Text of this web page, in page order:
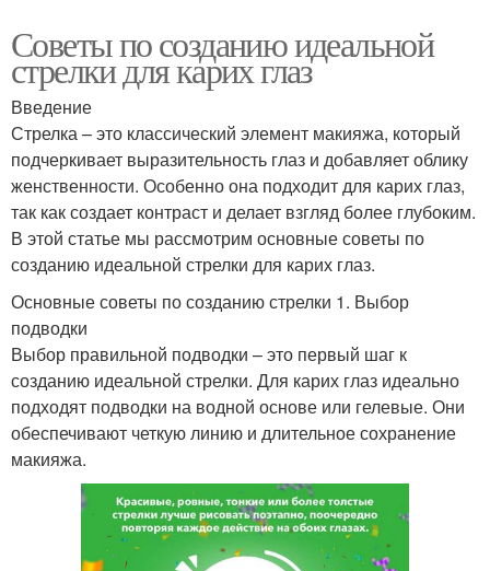
Советы по созданию идеальной
стрелки для карих глаз
Введение
Стрелка – это классический элемент макияжа, который
подчеркивает выразительность глаз и добавляет облику
женственности. Особенно она подходит для карих глаз,
так как создает контраст и делает взгляд более глубоким.
В этой статье мы рассмотрим основные советы по
созданию идеальной стрелки для карих глаз.
Основные советы по созданию стрелки 1. Выбор
подводки
Выбор правильной подводки – это первый шаг к
созданию идеальной стрелки. Для карих глаз идеально
подходят подводки на водной основе или гелевые. Они
обеспечивают четкую линию и длительное сохранение
макияжа.